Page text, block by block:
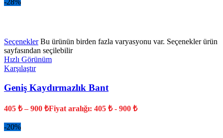
-28%
Seçenekler Bu ürünün birden fazla varyasyonu var. Seçenekler ürün
sayfasından seçilebilir
Hızlı Görünüm
Karşılaştır
Geniş Kaydırmazlık Bant
405 ₺ –900 ₺Fiyat aralığı: 405 ₺ - 900 ₺
-20%